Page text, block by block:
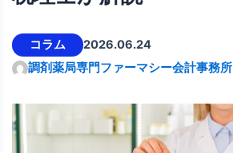
コラム
2026.06.24
調剤薬局専門ファーマシー会計事務所